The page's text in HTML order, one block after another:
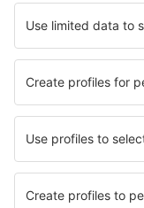
Hotels in Vancouver
Hotels in Yellowknife
Beste hotels - steden
Hotels in Orellan